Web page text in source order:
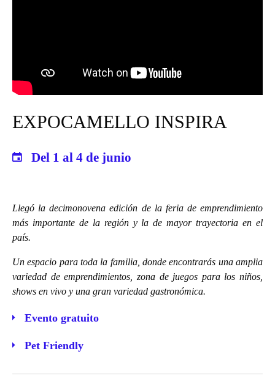
EXPOCAMELLO INSPIRA
Del 1 al 4 de junio
Llegó la decimonovena edición de la feria de emprendimiento
más importante de la región y la de mayor trayectoria en el
país.
Un espacio para toda la familia, donde encontrarás una amplia
variedad de emprendimientos, zona de juegos para los niños,
shows en vivo y una gran variedad gastronómica.
Evento gratuito
Pet Friendly